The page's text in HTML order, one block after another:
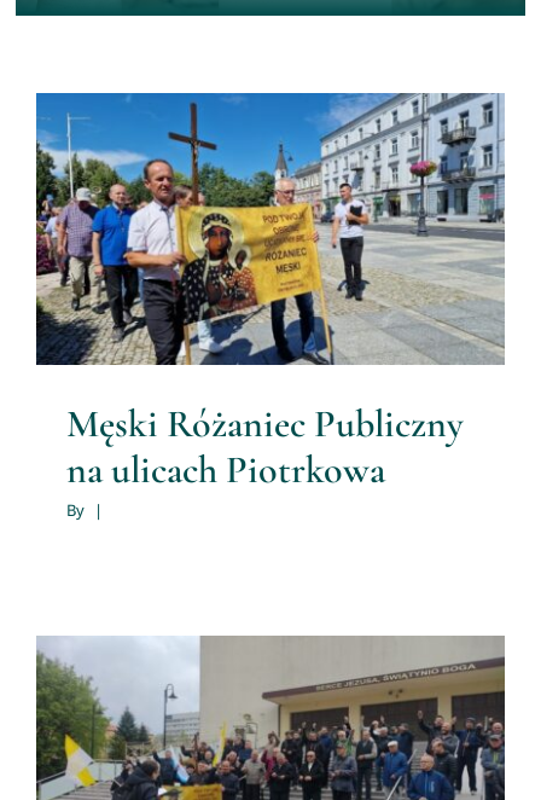
O Nas
Polecane
Media
Video
Galeria
Śpiewnik do pobrania
Męski Różaniec Publiczny na
ulicach Piotrkowa
Męski Różaniec
Męski Różaniec Publiczny
na ulicach Piotrkowa
By |
50. Męski Publiczny Różaniec
w Piotrkowie Trybunalskim